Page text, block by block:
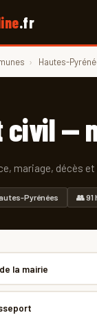
.fr
› Hautes-
civil —
mariage, décès
Pyrénées 👥 91
la mairie